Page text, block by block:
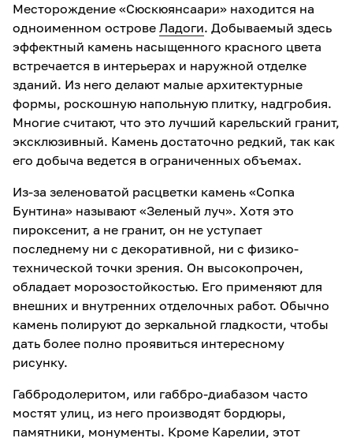
Месторождение «Сюскюянсаари» находится на
одноименном острове Ладоги. Добываемый здесь
эффектный камень насыщенного красного цвета
встречается в интерьерах и наружной отделке
зданий. Из него делают малые архитектурные
формы, роскошную напольную плитку, надгробия.
Многие считают, что это лучший карельский гранит,
эксклюзивный. Камень достаточно редкий, так как
его добыча ведется в ограниченных объемах.
Из-за зеленоватой расцветки камень «Сопка
Бунтина» называют «Зеленый луч». Хотя это
пироксенит, а не гранит, он не уступает
последнему ни с декоративной, ни с физико-
технической точки зрения. Он высокопрочен,
обладает морозостойкостью. Его применяют для
внешних и внутренних отделочных работ. Обычно
камень полируют до зеркальной гладкости, чтобы
дать более полно проявиться интересному
рисунку.
Габбродолеритом, или габбро-диабазом часто
мостят улиц, из него производят бордюры,
памятники, монументы. Кроме Карелии, этот